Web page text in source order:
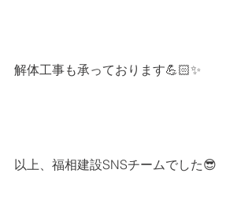
解体工事も承っております💪🏻✨
以上、福相建設SNSチームでした😎